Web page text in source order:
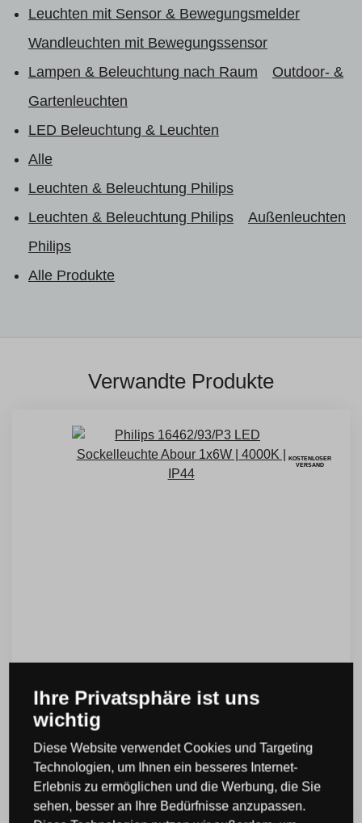
Leuchten mit Sensor & Bewegungsmelder
Wandleuchten mit Bewegungssensor
Lampen & Beleuchtung nach Raum
Outdoor- &
Gartenleuchten
LED Beleuchtung & Leuchten
Alle
Leuchten & Beleuchtung Philips
Leuchten & Beleuchtung Philips
Außenleuchten
Philips
Alle Produkte
Verwandte Produkte
KOSTENLOSER
VERSAND
Philips 16462/93/P3 LED Sockelleuchte Abour
1x6W | 4000K | IP44
Code: 81646293P3
1 St.
UVP: 115,99 €
75,39 € inkl. MwSt.
Ihre Privatsphäre ist uns
wichtig
Diese Website verwendet Cookies und Targeting
Technologien, um Ihnen ein besseres Internet-
Erlebnis zu ermöglichen und die Werbung, die Sie
sehen, besser an Ihre Bedürfnisse anzupassen.